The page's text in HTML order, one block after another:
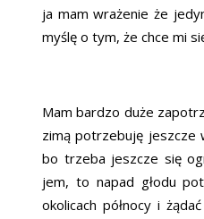
ja mam wrażenie że
myślę o tym, że chce mi
Mam bardzo duże
zimą potrzebuję jeszcze
bo trzeba jeszcze się
jem, to napad głodu
okolicach północy i